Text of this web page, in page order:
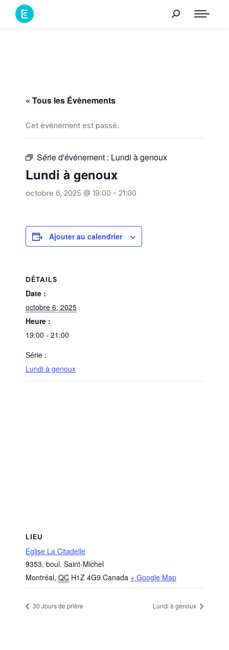
« Tous les Évènements
Cet évènement est passé.
Série d'événement : Lundi à genoux
Lundi à genoux
octobre 6, 2025 @ 19:00 - 21:00
Ajouter au calendrier
DÉTAILS
Date :
octobre 6, 2025
Heure :
19:00 - 21:00
Série :
Lundi à genoux
LIEU
Eglise La Citadelle
9353, boul. Saint-Michel
Montréal, QC H1Z 4G9 Canada + Google Map
30 Jours de prière Lundi à genoux